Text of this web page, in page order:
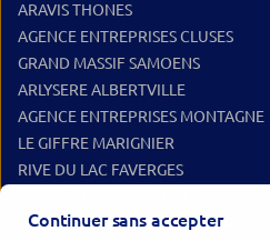
ARAVIS THONES
AGENCE ENTREPRISES CLUSES
GRAND MASSIF SAMOENS
ARLYSERE ALBERTVILLE
AGENCE ENTREPRISES MONTAGNE
LE GIFFRE MARIGNIER
RIVE DU LAC FAVERGES
TARENTAISE BOURG SAINT MAURICE
Continuer sans accepter